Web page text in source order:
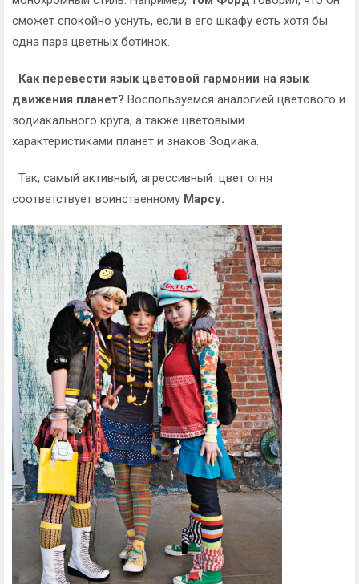
сможет спокойно уснуть, если в его шкафу есть хотя бы
одна пара цветных ботинок.
Как перевести язык цветовой гармонии на язык
движения планет? Воспользуемся аналогией цветового и
зодиакального круга, а также цветовыми
характеристиками планет и знаков Зодиака.
Так, самый активный, агрессивный цвет огня
соответствует воинственному Марсу.